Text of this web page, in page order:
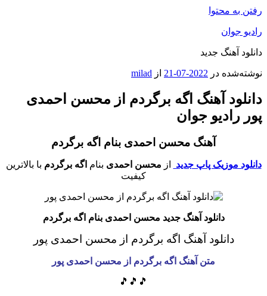
رفتن به محتوا
رادیو جوان
دانلود آهنگ جدید
نوشته‌شده در 2022-07-21 از milad
دانلود آهنگ اگه برگردم از محسن احمدی
پور رادیو جوان
آهنگ محسن احمدی بنام اگه برگردم
دانلود موزیک پاپ جدید از محسن احمدی بنام اگه برگردم با بالاترین
کیفیت
دانلود آهنگ جدید محسن احمدی بنام اگه برگردم
دانلود آهنگ اگه برگردم از محسن احمدی پور
متن آهنگ اگه برگردم از محسن احمدی پور
🎵🎵🎵